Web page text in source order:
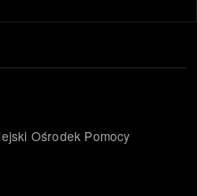
Ośrodek Pomocy